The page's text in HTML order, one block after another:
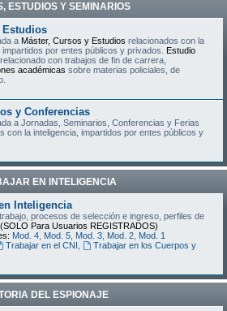
ESTUDIOS Y SEMINARIOS
Estudios
a Máster, Cursos y Estudios relacionados con la
impartidos por entes públicos y privados. Estudio
relacionado con trabajos de fin de carrera,
académicas sobre materias policiales, de
y Conferencias
a Jornadas, Seminarios, Conferencias y Ferias
con la inteligencia, impartidos por entes públicos y
EN INTELIGENCIA
Inteligencia
procesos de selección e ingreso, perfiles de
(SOLO Para Usuarios REGISTRADOS)
Mod. 4 Mod. 5 Mod. 3 Mod. 2 Mod. 1
Trabajar en el CNI
Trabajar en los Cuerpos y
DEL ESPIONAJE